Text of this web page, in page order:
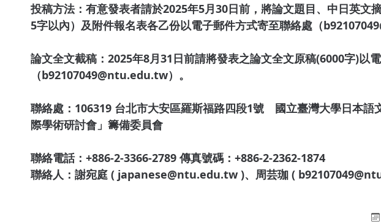
投稿方法：有意發表者請於2025年5月30日前，將論文題目、中日英文
5字以內）及附件報名表各乙份以電子郵件方式寄至聯絡處（
論文全文截稿：2025年8月31日前請將發表之論文全文原稿(6000字)以
（b92107049@ntu.edu.tw）。
聯絡處：106319 台北市大安區羅斯福路四段1號 國立臺灣大學日本語
際學術研討會」籌備委員會
聯絡電話：+886-2-3366-2789 傳真號碼：+886-2-2362-1874
聯絡人：謝宛庭 ( japanese@ntu.edu.tw )、周芸珈 (